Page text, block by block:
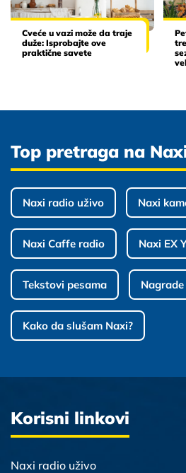
Cveće u vazi može da traje
duže: Isprobajte ove
praktične savete
Top pretraga na
Naxi radio uživo Naxi
Naxi Caffe radio Naxi EX
Tekstovi pesama Nagrade
Kako da slušam Naxi?
Korisni linkovi
Naxi radio uživo